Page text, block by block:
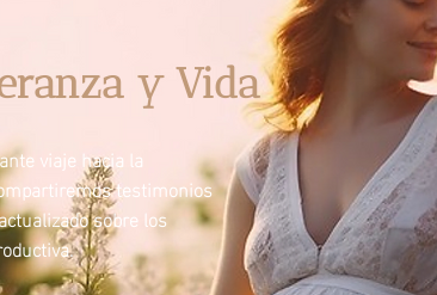
y Vida
viaje hacia la
testimonios
sobre los